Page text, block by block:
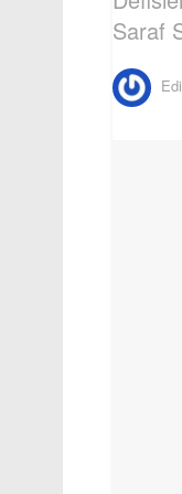
Saraf